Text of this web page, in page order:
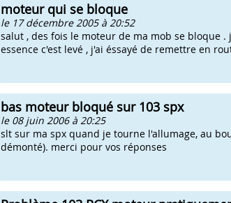
moteur qui se bloque
le 17 décembre 2005 à 20:52
salut , des fois le moteur de ma mob se bloque
essence c'est levé , j'ai éssayé de remettre en
bas moteur bloqué sur 103 spx
le 08 juin 2006 à 20:25
slt sur ma spx quand je tourne l'allumage, au
démonté). merci pour vos réponses